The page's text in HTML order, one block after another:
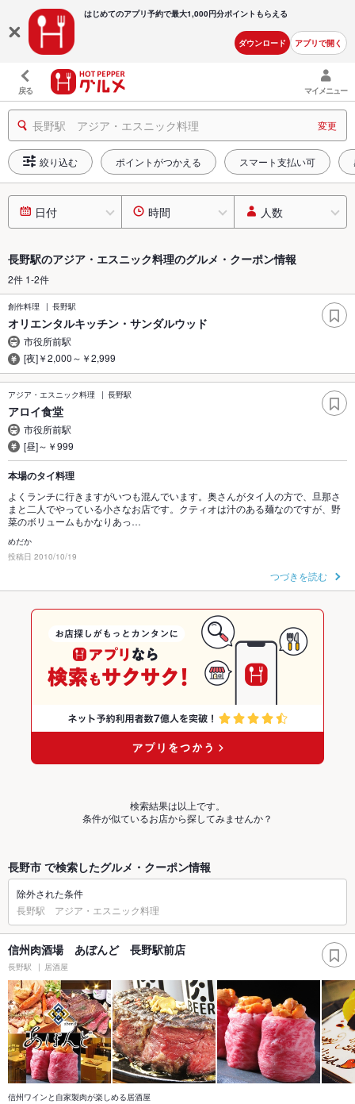
はじめてのアプリ予約で最大1,000円分ポイントもらえる
ダウンロード アプリで開く
戻る マイメニュー
長野駅 アジア・エスニック料理 変更
絞り込む ポイントがつかえる スマート支払い可
日付 時間 人数
長野駅のアジア・エスニック料理のグルメ・クーポン情報
2件 1-2件
創作料理 長野駅
オリエンタルキッチン・サンダルウッド
市役所前駅
[夜]￥2,000～￥2,999
アジア・エスニック料理 長野駅
アロイ食堂
市役所前駅
[昼]～￥999
本場のタイ料理
よくランチに行きますがいつも混んでいます。奥さんがタイ人の方で、旦那さ
まと二人でやっている小さなお店です。クティオは汁のある麺なのですが、野
菜のボリュームもかなりあっ…
めだか
投稿日 2010/10/19
つづきを読む
検索結果は以上です。
条件が似ているお店から探してみませんか？
長野市 で検索したグルメ・クーポン情報
除外された条件
長野駅 アジア・エスニック料理
信州肉酒場 あぼんど 長野駅前店
長野駅 居酒屋
信州ワインと自家製肉が楽しめる居酒屋